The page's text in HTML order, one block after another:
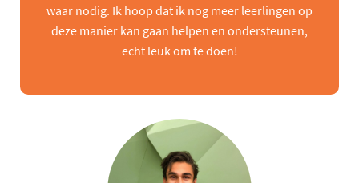
waar nodig. Ik hoop dat ik nog meer leerlingen op
deze manier kan gaan helpen en ondersteunen,
echt leuk om te doen!